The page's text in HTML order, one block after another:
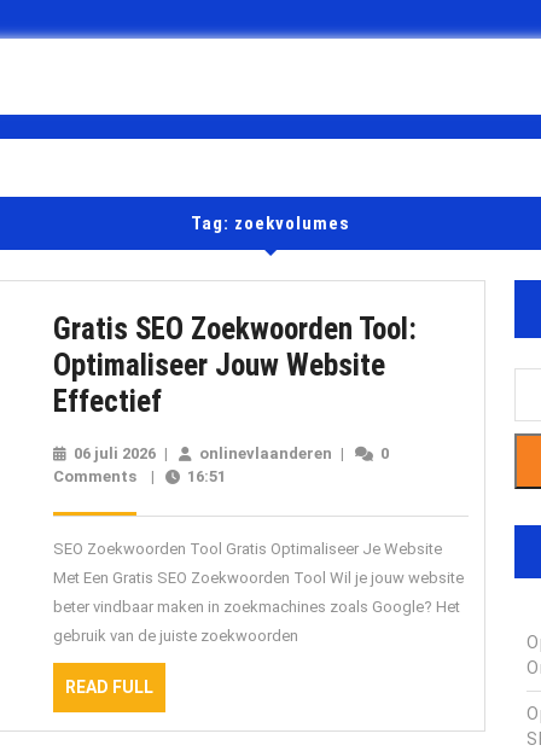
Tag: zoekvolumes
Gratis SEO Zoekwoorden Tool:
Optimaliseer Jouw Website
EffectiefGratis
Zoekwoorden
Tool:
Optimaliseer
Jouw
Website
Effectief
06 juli 2026 06
juli
| onlinevlaanderen onlinevlaanderen
|
0
Comments
| 16:51
SEO Zoekwoorden Tool Gratis Optimaliseer Je Website
Met Een Gratis SEO Zoekwoorden Tool Wil je jouw website
beter vindbaar maken in zoekmachines zoals Google? Het
gebruik van de juiste zoekwoorden
READ FULL
FULL